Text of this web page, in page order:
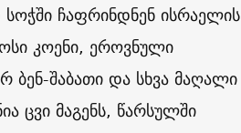
ჩაფრინდნენ ისრაელის
კოენი, ეროვნული
ბენ-შაბათი და სხვა მაღალი
ცვი მაგენს, წარსულში